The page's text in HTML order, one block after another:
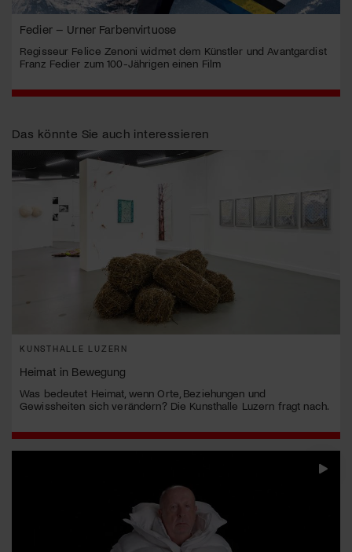
Fedier – Urner Farbenvirtuose
Regisseur Felice Zenoni widmet dem Künstler und Avantgardist
Franz Fedier zum 100-Jährigen einen Film
Das könnte Sie auch interessieren
KUNSTHALLE LUZERN
Heimat in Bewegung
Was bedeutet Heimat, wenn Orte, Beziehungen und
Gewissheiten sich verändern? Die Kunsthalle Luzern fragt nach.